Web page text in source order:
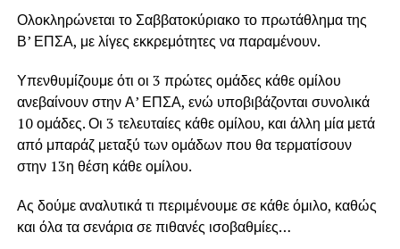
Ολοκληρώνεται το Σαββατοκύριακο το πρωτάθλημα της
Β’ ΕΠΣΑ, με λίγες εκκρεμότητες να παραμένουν.
Υπενθυμίζουμε ότι οι 3 πρώτες ομάδες κάθε ομίλου
ανεβαίνουν στην Α’ ΕΠΣΑ, ενώ υποβιβάζονται συνολικά
10 ομάδες. Οι 3 τελευταίες κάθε ομίλου, και άλλη μία μετά
από μπαράζ μεταξύ των ομάδων που θα τερματίσουν
στην 13η θέση κάθε ομίλου.
Ας δούμε αναλυτικά τι περιμένουμε σε κάθε όμιλο, καθώς
και όλα τα σενάρια σε πιθανές ισοβαθμίες…